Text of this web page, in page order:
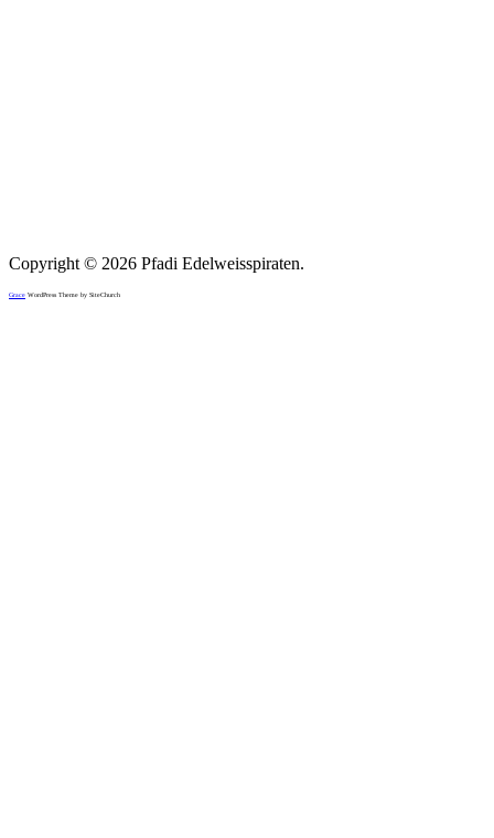
Copyright © 2026 Pfadi Edelweisspiraten.
Grace WordPress Theme by SiteChurch